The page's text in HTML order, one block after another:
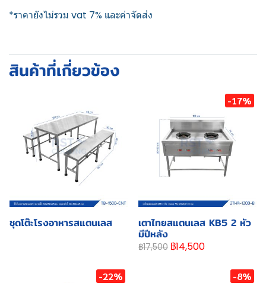
*ราคายังไม่รวม vat 7% และค่าจัดส่ง
สินค้าที่เกี่ยวข้อง
ชุดโต๊ะโรงอาหารสแตนเลส
-17%
เตาไทยสแตนเลส KB5 2 หัว
มีปีหลัง
฿17,500 ฿14,500
-22% -8%